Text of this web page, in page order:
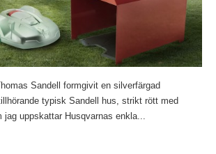
Sandell formgivit en silverfärgad
typisk Sandell hus, strikt rött med
jag uppskattar Husqvarnas enkla...